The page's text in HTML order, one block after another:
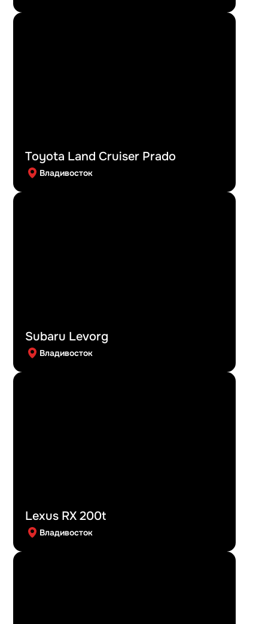
Toyota Land Cruiser Prado
Владивосток
Subaru Levorg
Владивосток
Lexus RX 200t
Владивосток